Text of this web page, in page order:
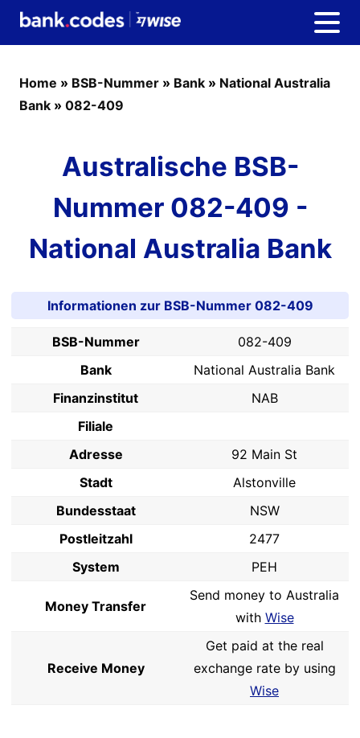
Home » BSB-Nummer » Bank » National Australia
Bank » 082-409
Australische BSB-
Nummer 082-409 -
National Australia Bank
Informationen zur BSB-Nummer 082-409
BSB-Nummer
082-409
Bank
National Australia Bank
Finanzinstitut
NAB
Filiale
Adresse
92 Main St
Stadt
Alstonville
Bundesstaat
NSW
Postleitzahl
2477
System
PEH
Money Transfer
Send money to Australia
with Wise
Receive Money
Get paid at the real
exchange rate by using
Wise